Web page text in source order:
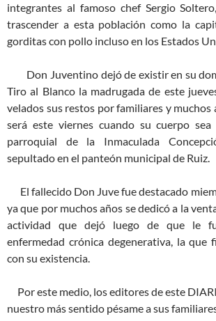
integrantes al famoso chef Sergio
trascender a esta población como la
gorditas con pollo incluso en los Estados
Don Juventino dejó de existir en su
Tiro al Blanco la madrugada de este
velados sus restos por familiares y muchos
será este viernes cuando su cuerpo
parroquial de la Inmaculada
sepultado en el panteón municipal de Ruiz.
El fallecido Don Juve fue destacado
ya que por muchos años se dedicó a la
actividad que dejó luego de que le
enfermedad crónica degenerativa, la que
con su existencia.
Por este medio, los editores de este
nuestro más sentido pésame a sus